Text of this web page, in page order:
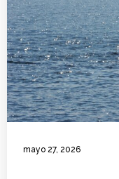
mayo 27, 2026